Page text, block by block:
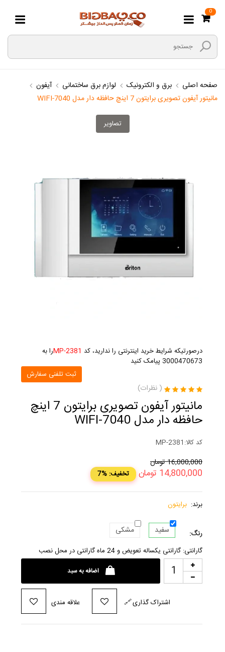
0
صفحه اصلی برق و الکترونیک لوازم برق ساختمانی
آیفون
مانیتور آیفون تصویری برایتون 7 اینچ حافظه دار مدل 7040-WIFI
تصاویر
درصورتیکه شرایط خرید اینترنتی را ندارید، کد MP-2381را به
3000470673 پیامک کنید
ثبت تلفنی سفارش
( نظرات)
مانیتور آیفون تصویری برایتون 7 اینچ
حافظه دار مدل 7040-WIFI
کد کالا:MP-2381
16,000,000تومان
14,800,000 تومان 7% :تخفیف
برند: برایتون
رنگ: سفید مشکی
گارانتی: گارانتی یکساله تعویض و 24 ماه گارانتی در محل نصب
اضافه به سبد
علاقه مندی 🔗اشتراک گذاری